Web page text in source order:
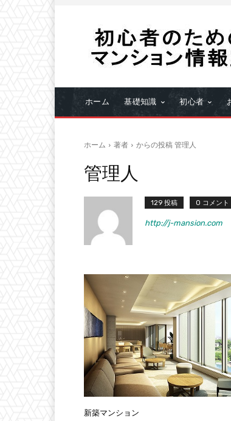
ホーム 基礎知識 初心者
ホーム 著者 からの投稿 管理人
管理人
129 投稿 0 コメント
http://j-mansion.com
新築マンション